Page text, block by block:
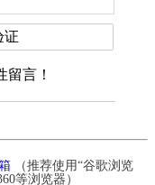
（推荐使用“谷歌浏览
等浏览器）